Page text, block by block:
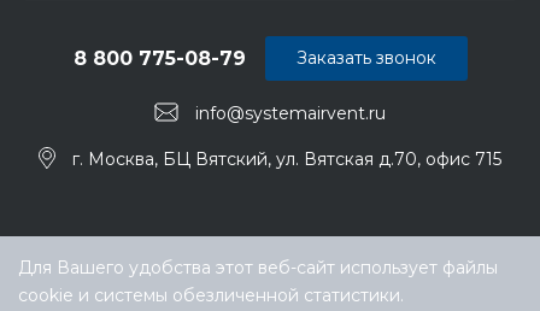
info@systemairvent.ru
8 800 775-08-79
г. Москва, БЦ Вятский, ул. Вятская д.70, офис 715
Заказать звонок
Для Вашего удобства этот веб-сайт использует файлы
cookie и системы обезличенной статистики.